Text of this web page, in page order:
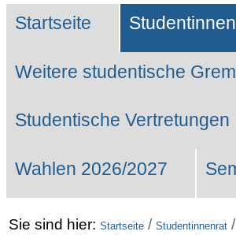
Suche…
Sektionen
Startseite
Weitere studentische
Studentische Vertretungen
Wahlen 2026/2027
Sie sind hier: Startseite / Studentinnenrat /